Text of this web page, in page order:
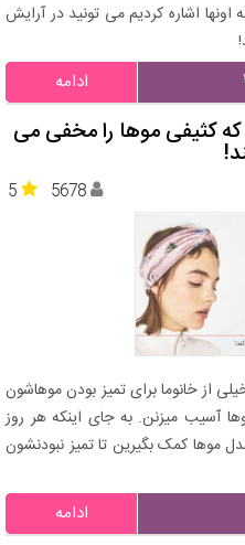
اشاره کردیم می تونید در آرایش
ادامه
کثیفی موها را مخفی می
5 5678
از خانوما برای تمیز بودن موهاشون
آسیب میزنن. به جای اینکه هر روز
موها کمک بگیرین تا تمیز نبودنشون
ادامه